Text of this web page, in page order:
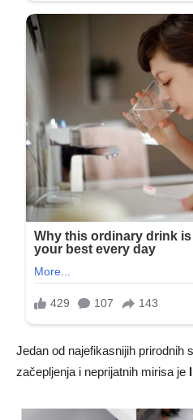
Jedan od najefikasnijih prirodnih
začepljenja i neprijatnih mirisa je